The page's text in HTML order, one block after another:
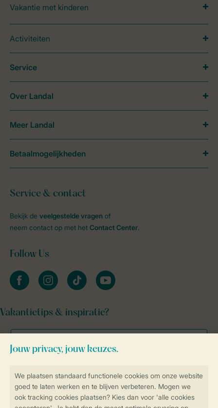
Veilig en snel online boeken
Vakantie met kinderen
Activiteiten
Service & contact
Bekijk de veelgestelde vragen of
neem contact op met het Contact Center.
Follow Us
facebookinstagramtiktok youtube
Vakantietips & inspiratie?
Service
Over Landal
Meer Landal
Betaalmogelijkheden